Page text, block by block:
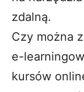
zdalną.
Czy można
e-
kursów